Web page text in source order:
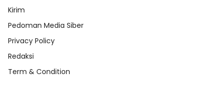
Kirim
Pedoman Media Siber
Privacy Policy
Redaksi
Term & Condition